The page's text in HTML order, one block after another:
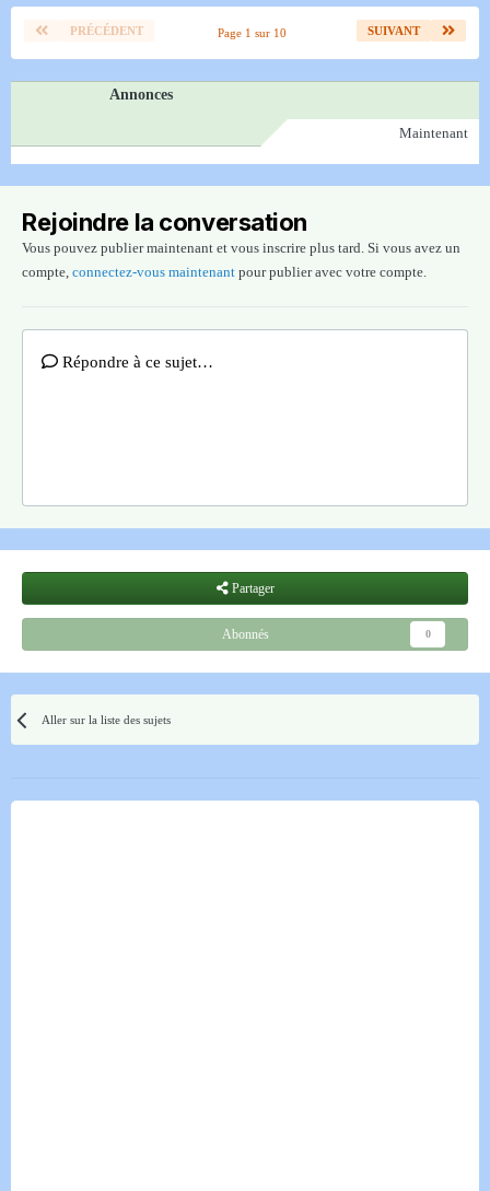
PRÉCÉDENT SUIVANT
Page 1 sur 10
Annonces
Maintenant
Rejoindre la conversation
Vous pouvez publier maintenant et vous inscrire plus tard. Si vous avez un
compte, connectez-vous maintenant pour publier avec votre compte.
Répondre à ce sujet…
Partager
Abonnés 0
Aller sur la liste des sujets